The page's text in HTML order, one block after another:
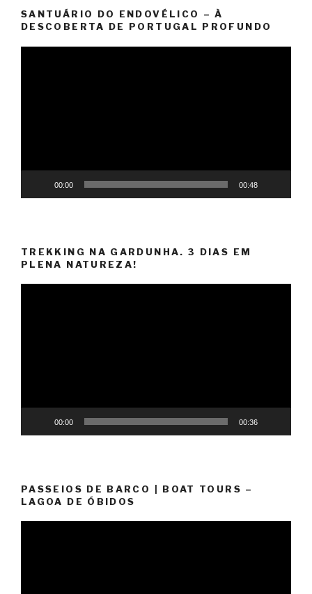
SANTUÁRIO DO ENDOVÉLICO – À
DESCOBERTA DE PORTUGAL PROFUNDO
00:00 00:48
TREKKING NA GARDUNHA. 3 DIAS EM
PLENA NATUREZA!
00:00 00:36
PASSEIOS DE BARCO | BOAT TOURS –
LAGOA DE ÓBIDOS